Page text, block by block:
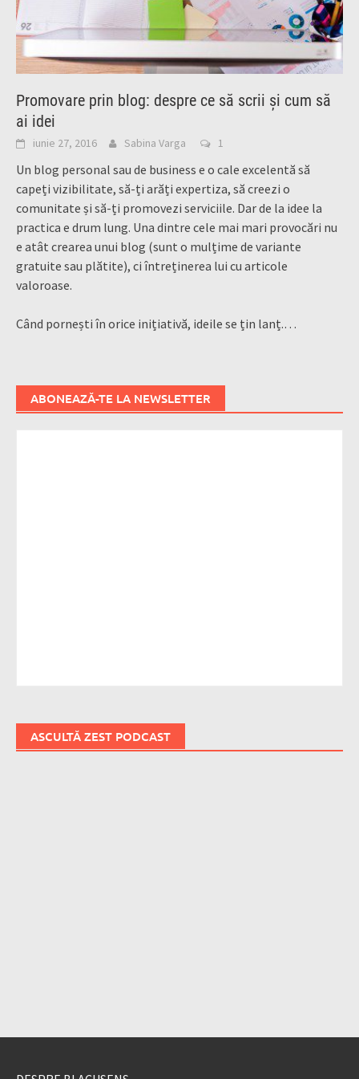
Promovare prin blog: despre ce să scrii și cum să
ai idei
iunie 27, 2016 Sabina Varga 1
Un blog personal sau de business e o cale excelentă să
capeți vizibilitate, să-ți arăți expertiza, să creezi o
comunitate și să-ți promovezi serviciile. Dar de la idee la
practica e drum lung. Una dintre cele mai mari provocări nu
e atât crearea unui blog (sunt o mulțime de variante
gratuite sau plătite), ci întreținerea lui cu articole
valoroase.
Când pornești în orice inițiativă, ideile se țin lanț.…
ABONEAZĂ-TE LA NEWSLETTER
ASCULTĂ ZEST PODCAST